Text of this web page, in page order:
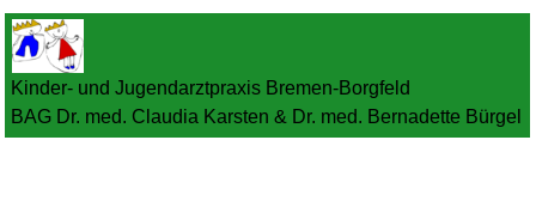
Kinder- und Jugendarztpraxis Bremen-Borgfeld
BAG Dr. med. Claudia Karsten & Dr. med. Bernadette Bürgel